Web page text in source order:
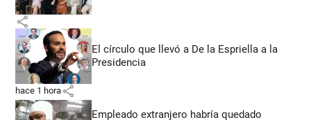
share
El círculo que llevó a De la Espriella a la
Presidencia
hace 1 hora share
Empleado extranjero habría quedado